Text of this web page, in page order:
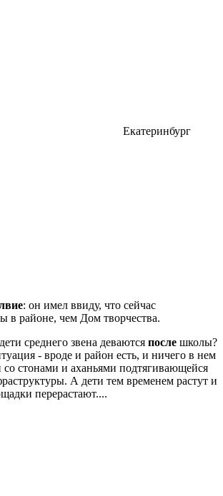
Екатеринбург
: он имел ввиду, что сейчас
в районе, чем Дом творчества.
среднего звена деваются после школы?
- вроде и район есть, и ничего в нем
со стонами и аханьями подтягивающейся
А дети тем временем растут и
перерастают....